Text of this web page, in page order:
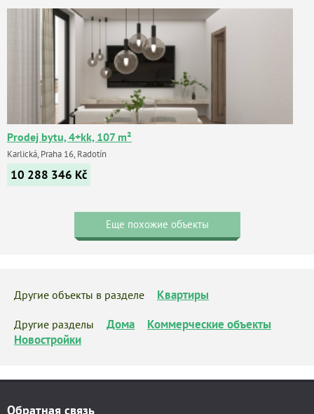
Prodej bytu, 4+kk, 107 m²
Karlická, Praha 16, Radotín
10 288 346 Kč
Еще похожие объекты
Другие объекты в разделе Квартиры
Другие разделы Дома
Коммерческие объекты
Новостройки
Обратная связь